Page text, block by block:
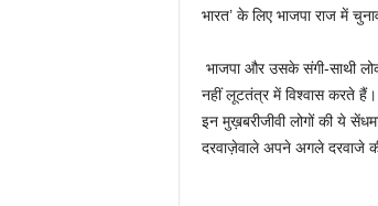
भारत’ के लिए भाजपा राज में
भाजपा और उसके संगी-साथी
नहीं लूटतंत्र में विश्वास करते
इन मुख़बरीजीवी लोगों की ये
दरवाज़ेवाले अपने अगले दरवाजे